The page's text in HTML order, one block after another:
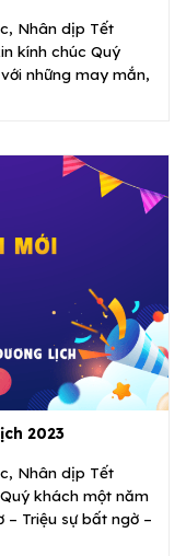
Nhân dịp Tết
kính chúc Quý
những may mắn,
2023
Nhân dịp Tết
khách một năm
– Triệu sự bất ngờ –